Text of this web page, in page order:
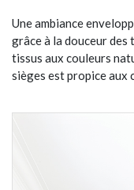
Une ambiance
grâce à la douceur
tissus aux couleurs
sièges est propice aux